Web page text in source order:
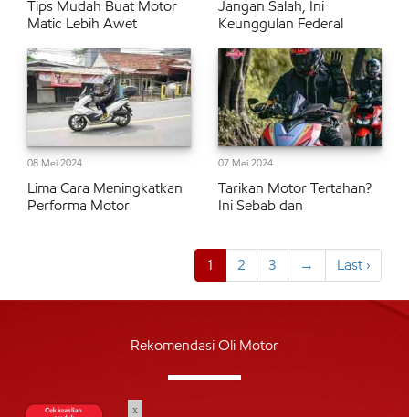
Tips Mudah Buat Motor
Matic Lebih Awet
Jangan Salah, Ini
Keunggulan Federal
08 Mei 2024
Lima Cara Meningkatkan
Performa Motor
07 Mei 2024
Tarikan Motor Tertahan?
Ini Sebab dan
1 2 3 → Last ›
Rekomendasi Oli Motor
x